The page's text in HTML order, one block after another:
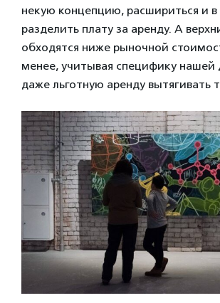
некую концепцию, расшириться и
разделить плату за аренду. А
обходятся ниже рыночной
менее, учитывая специфику нашей
даже льготную аренду вытягивать